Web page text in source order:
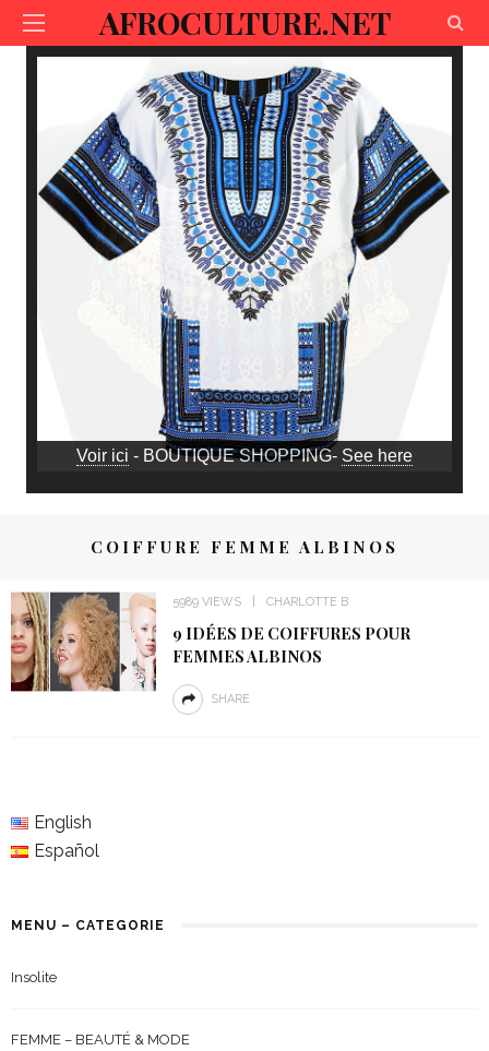
AFROCULTURE.NET
Voir ici - BOUTIQUE SHOPPING- See here
COIFFURE FEMME ALBINOS
5989 VIEWS CHARLOTTE B
9 IDÉES DE COIFFURES POUR
FEMMES ALBINOS
SHARE
English
Español
MENU – CATEGORIE
Insolite
FEMME – BEAUTÉ & MODE